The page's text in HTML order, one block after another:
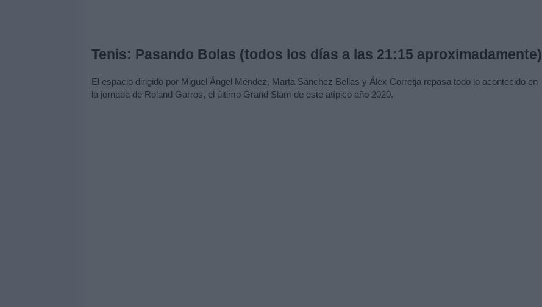
Tenis: Pasando Bolas (todos los días a las 21:15 aproximadamente)
El espacio dirigido por Miguel Ángel Méndez, Marta Sánchez Bellas y Álex Corretja repasa todo lo acontecido en
la jornada de Roland Garros, el último Grand Slam de este atípico año 2020.